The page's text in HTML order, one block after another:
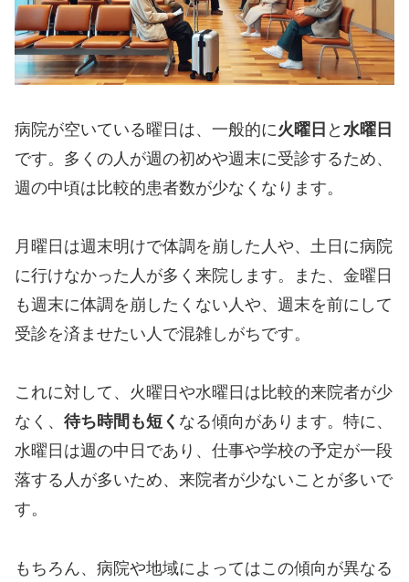
病院が空いている曜日は、一般的に火曜日 と 水曜日
です。多くの人が週の初めや週末に受診するため、
週の中頃は比較的患者数が少なくなります。
月曜日は週末明けで体調を崩した人や、土日に病院
に行けなかった人が多く来院します。また、金曜日
も週末に体調を崩したくない人や、週末を前にして
受診を済ませたい人で混雑しがちです。
これに対して、火曜日や水曜日は比較的来院者が少
なく、 待ち時間も短く なる傾向があります。特に、
水曜日は週の中日であり、仕事や学校の予定が一段
落する人が多いため、来院者が少ないことが多いで
す。
もちろん、病院や地域によってはこの傾向が異なる